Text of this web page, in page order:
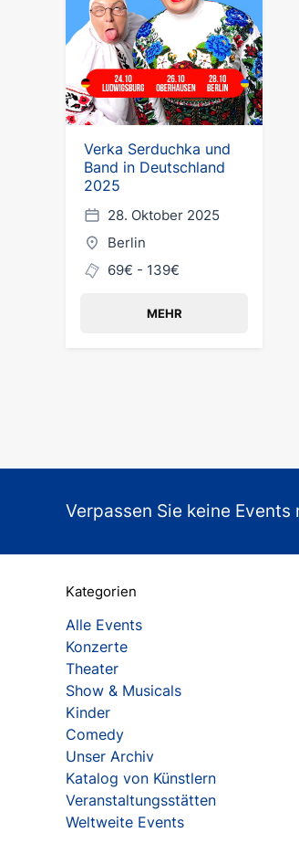
Verka Serduchka und
Band in Deutschland
2025
28. Oktober 2025
Berlin
69€ - 139€
MEHR
Verpassen Sie keine Events
Kategorien
Alle Events
Konzerte
Theater
Show & Musicals
Kinder
Comedy
Unser Archiv
Katalog von Künstlern
Veranstaltungsstätten
Weltweite Events